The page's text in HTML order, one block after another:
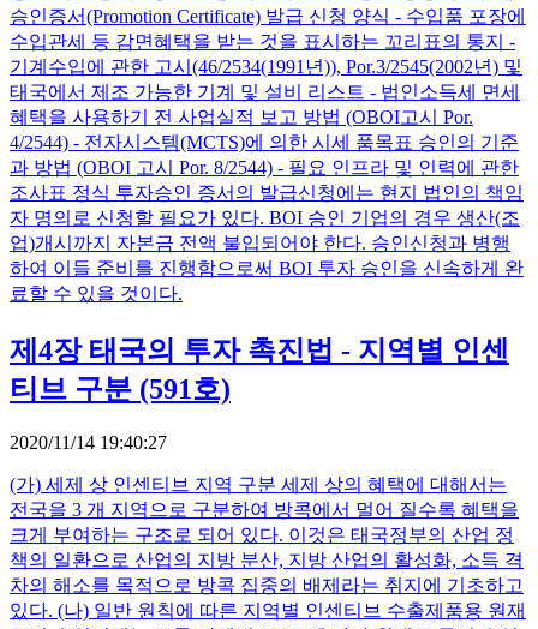
승인증서(Promotion Certificate) 발급 신청 양식 - 수입품 포장에
수입관세 등 감면혜택을 받는 것을 표시하는 꼬리표의 통지 -
기계수입에 관한 고시(46/2534(1991년)), Por.3/2545(2002년) 및
태국에서 제조 가능한 기계 및 설비 리스트 - 법인소득세 면세
혜택을 사용하기 전 사업실적 보고 방법 (OBOI고시 Por.
4/2544) - 전자시스템(MCTS)에 의한 시세 품목표 승인의 기준
과 방법 (OBOI 고시 Por. 8/2544) - 필요 인프라 및 인력에 관한
조사표 정식 투자승인 증서의 발급신청에는 현지 법인의 책임
자 명의로 신청할 필요가 있다. BOI 승인 기업의 경우 생산(조
업)개시까지 자본금 전액 불입되어야 한다. 승인신청과 병행
하여 이들 준비를 진행함으로써 BOI 투자 승인을 신속하게 완
료할 수 있을 것이다.
제4장 태국의 투자 촉진법 - 지역별 인센
티브 구분 (591호)
2020/11/14 19:40:27
(가) 세제 상 인센티브 지역 구분 세제 상의 혜택에 대해서는
전국을 3 개 지역으로 구분하여 방콕에서 멀어 질수록 혜택을
크게 부여하는 구조로 되어 있다. 이것은 태국정부의 산업 정
책의 일환으로 산업의 지방 분산, 지방 산업의 활성화, 소득 격
차의 해소를 목적으로 방콕 집중의 배제라는 취지에 기초하고
있다. (나) 일반 원칙에 따른 지역별 인센티브 수출제품용 원재